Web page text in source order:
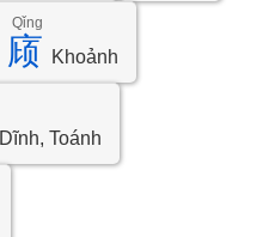
庼
Qǐng
Khoảnh
Dĩnh, Toánh